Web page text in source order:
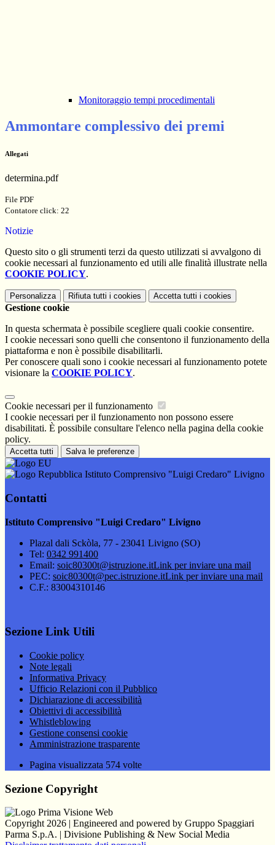
Monitoraggio tempi procedimentali
Ammontare complessivo dei premi
Allegati
determina.pdf
File PDF
Contatore click: 22
Notizie
Questo sito o gli strumenti terzi da questo utilizzati si avvalgono di
cookie necessari al funzionamento ed utili alle finalità illustrate nella
COOKIE POLICY.
Personalizza Rifiuta tutti i cookies Accetta tutti i cookies
Gestione cookie
In questa schermata è possibile scegliere quali cookie consentire.
I cookie necessari sono quelli che consentono il funzionamento della
piattaforma e non è possibile disabilitarli.
Per conoscere quali sono i cookie necessari al funzionamento potete
visionare la COOKIE POLICY.
Cookie necessari per il funzionamento
I cookie necessari per il funzionamento non possono essere
disabilitati. È possibile consultare l'elenco nella pagina della cookie
policy.
Accetta tutti Salva le preferenze
Istituto Comprensivo "Luigi Credaro" Livigno
Contatti
Istituto Comprensivo "Luigi Credaro" Livigno
Plazal dali Sckòla, 77 - 23041 Livigno (SO)
Tel: 0342 991400
Email: soic80300t@istruzione.itLink per inviare una mail
PEC: soic80300t@pec.istruzione.itLink per inviare una mail
C.F.: 83004310146
Sezione Link Utili
Cookie policy
Note legali
Informativa Privacy
Ufficio Relazioni con il Pubblico
Dichiarazione di accessibilità
Obiettivi di accessibilità
Whistleblowing
Gestione consensi cookie
Amministrazione trasparente
Pagina visualizzata 574 volte
Sezione Copyright
Copyright 2026 | Engineered and powered by Gruppo Spaggiari
Parma S.p.A. | Divisione Publishing & New Social Media